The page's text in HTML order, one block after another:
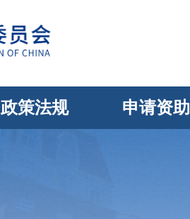
政策法规 申请资助